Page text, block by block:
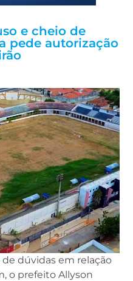
e cheio de
pede autorização
dúvidas em relação
o prefeito Allyson